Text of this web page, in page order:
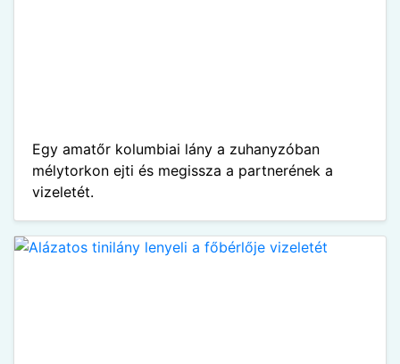
Egy amatőr kolumbiai lány a zuhanyzóban
mélytorkon ejti és megissza a partnerének a
vizeletét.